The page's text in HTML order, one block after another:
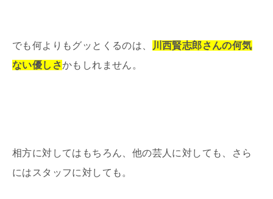
でも何よりもグッとくるのは、
川西賢志郎さんの何気
ない優しさかもしれません。
相方に対してはもちろん、他の芸人に対しても、さら
にはスタッフに対しても。